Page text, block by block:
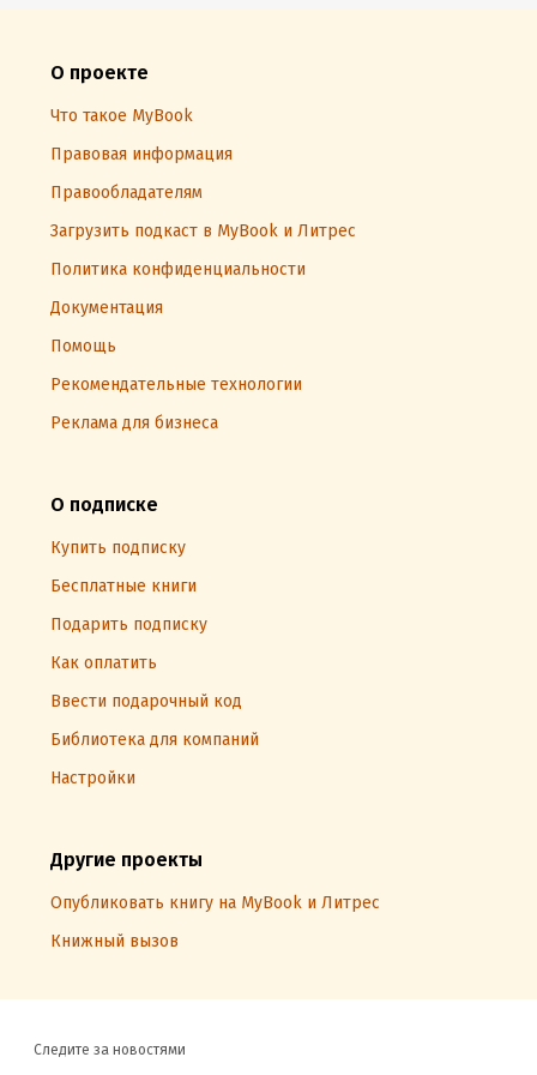
О проекте
Что такое MyBook
Правовая информация
Правообладателям
Загрузить подкаст в MyBook и Литрес
Политика конфиденциальности
Документация
Помощь
Рекомендательные технологии
Реклама для бизнеса
О подписке
Купить подписку
Бесплатные книги
Подарить подписку
Как оплатить
Ввести подарочный код
Библиотека для компаний
Настройки
Другие проекты
Опубликовать книгу на MyBook и Литрес
Книжный вызов
Следите за новостями